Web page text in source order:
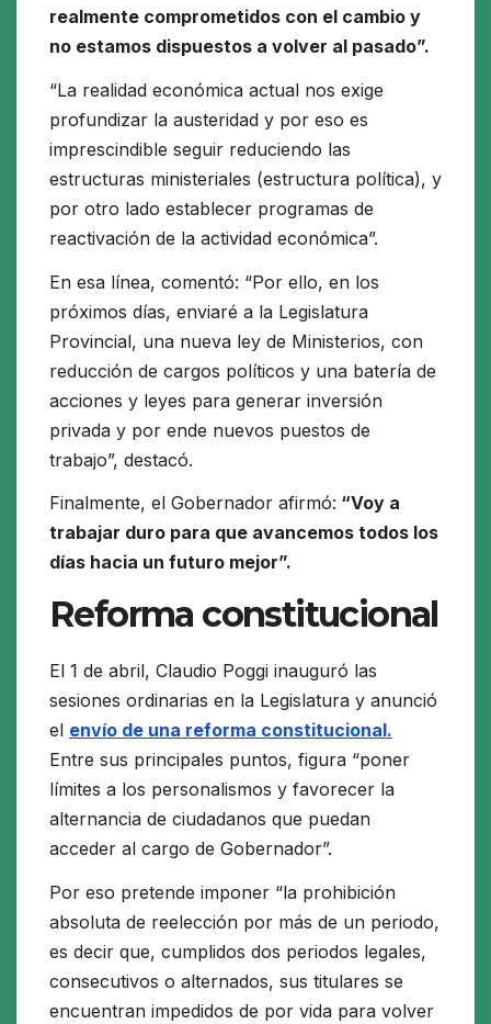
realmente comprometidos con el cambio y
no estamos dispuestos a volver al pasado”.
“La realidad económica actual nos exige
profundizar la austeridad y por eso es
imprescindible seguir reduciendo las
estructuras ministeriales (estructura política), y
por otro lado establecer programas de
reactivación de la actividad económica”.
En esa línea, comentó: “Por ello, en los
próximos días, enviaré a la Legislatura
Provincial, una nueva ley de Ministerios, con
reducción de cargos políticos y una batería de
acciones y leyes para generar inversión
privada y por ende nuevos puestos de
trabajo”, destacó.
Finalmente, el Gobernador afirmó: “Voy a
trabajar duro para que avancemos todos los
días hacia un futuro mejor”.
Reforma constitucional
El 1 de abril, Claudio Poggi inauguró las
sesiones ordinarias en la Legislatura y anunció
el envío de una reforma constitucional.
Entre sus principales puntos, figura “poner
límites a los personalismos y favorecer la
alternancia de ciudadanos que puedan
acceder al cargo de Gobernador”.
Por eso pretende imponer “la prohibición
absoluta de reelección por más de un periodo,
es decir que, cumplidos dos periodos legales,
consecutivos o alternados, sus titulares se
encuentran impedidos de por vida para volver